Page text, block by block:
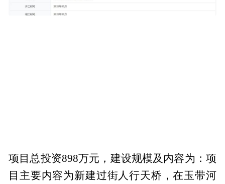
项目总投资898万元，建设规模及内容为：项
目主要内容为新建过街人行天桥，在玉带河